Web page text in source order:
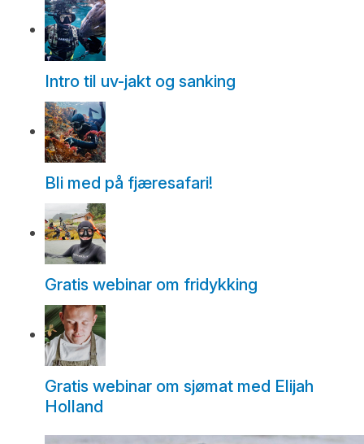
Intro til uv-jakt og sanking
Bli med på fjæresafari!
Gratis webinar om fridykking
Gratis webinar om sjømat med Elijah
Holland